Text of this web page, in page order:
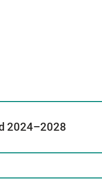
2024–2028